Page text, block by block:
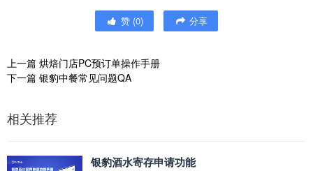
赞 (0) 分享
上一篇 烘焙门店PC预订单操作手册
下一篇 银豹中餐常见问题QA
相关推荐
银豹酒水寄存申请功能